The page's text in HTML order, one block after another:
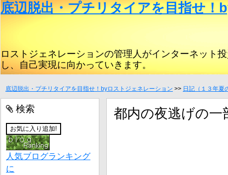
底辺脱出・プチリタイアを目指せ！
ロストジェネレーションの管理人がインターネット
し、自己実現に向かっていきます。
底辺脱出・プチリタイアを目指せ！byロストジェネレーション >> 日記（１３年夏
都内の夜逃げの一
検索
人気ブログランキング
に